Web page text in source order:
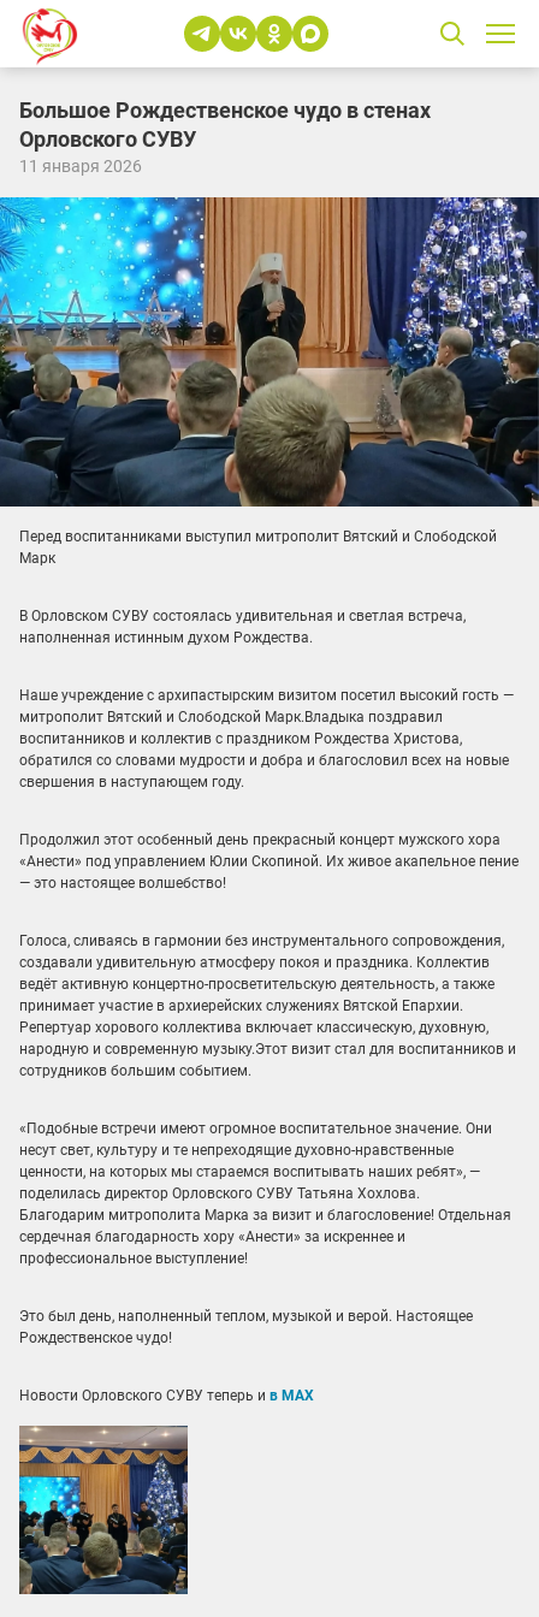
Большое Рождественское чудо в стенах
Орловского СУВУ
11 января 2026
Перед воспитанниками выступил митрополит Вятский и Слободской
Марк
В Орловском СУВУ состоялась удивительная и светлая встреча,
наполненная истинным духом Рождества.
Наше учреждение с архипастырским визитом посетил высокий гость —
митрополит Вятский и Слободской Марк.Владыка поздравил
воспитанников и коллектив с праздником Рождества Христова,
обратился со словами мудрости и добра и благословил всех на новые
свершения в наступающем году.
Продолжил этот особенный день прекрасный концерт мужского хора
«Анести» под управлением Юлии Скопиной. Их живое акапельное пение
— это настоящее волшебство!
Голоса, сливаясь в гармонии без инструментального сопровождения,
создавали удивительную атмосферу покоя и праздника. Коллектив
ведёт активную концертно-просветительскую деятельность, а также
принимает участие в архиерейских служениях Вятской Епархии.
Репертуар хорового коллектива включает классическую, духовную,
народную и современную музыку.Этот визит стал для воспитанников и
сотрудников большим событием.
«Подобные встречи имеют огромное воспитательное значение. Они
несут свет, культуру и те непреходящие духовно-нравственные
ценности, на которых мы стараемся воспитывать наших ребят», —
поделилась директор Орловского СУВУ Татьяна Хохлова.
Благодарим митрополита Марка за визит и благословение! Отдельная
сердечная благодарность хору «Анести» за искреннее и
профессиональное выступление!
Это был день, наполненный теплом, музыкой и верой. Настоящее
Рождественское чудо!
Новости Орловского СУВУ теперь и в МАХ